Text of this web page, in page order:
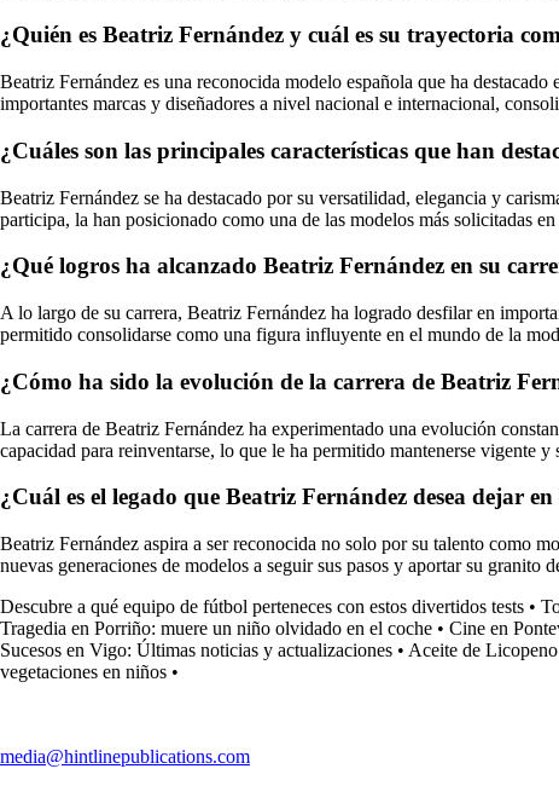
¿Quién es Beatriz Fernández y cuál es su trayectoria
Beatriz Fernández es una reconocida modelo española que ha
importantes marcas y diseñadores a nivel nacional e internacional,
¿Cuáles son las principales características que han
Beatriz Fernández se ha destacado por su versatilidad, elegancia y
participa, la han posicionado como una de las modelos más solicitadas
¿Qué logros ha alcanzado Beatriz Fernández en su
A lo largo de su carrera, Beatriz Fernández ha logrado desfilar en
permitido consolidarse como una figura influyente en el mundo de la
¿Cómo ha sido la evolución de la carrera de Beatriz
La carrera de Beatriz Fernández ha experimentado una evolución
capacidad para reinventarse, lo que le ha permitido mantenerse vigente
¿Cuál es el legado que Beatriz Fernández desea dejar
Beatriz Fernández aspira a ser reconocida no solo por su talento como
nuevas generaciones de modelos a seguir sus pasos y aportar su
Descubre a qué equipo de fútbol perteneces con estos divertidos tests •
Tragedia en Porriño: muere un niño olvidado en el coche • Cine en
Sucesos en Vigo: Últimas noticias y actualizaciones • Aceite de
vegetaciones en niños •
media@hintlinepublications.com